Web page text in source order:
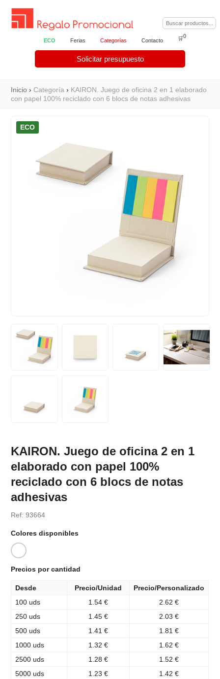
ECO Ferias Categorías Contacto
Solicitar presupuesto
🛒0
Inicio ›Categoría › KAIRON. Juego de oficina 2 en 1 elaborado
con papel 100% reciclado con 6 blocs de notas adhesivas
ECO
KAIRON. Juego de oficina 2 en 1
elaborado con papel 100%
reciclado con 6 blocs de notas
adhesivas
Ref: 93664
Colores disponibles
Precios por cantidad
Desde Precio/Unidad
Precio/Personalizado
100 uds
1.54 €
2.62 €
250 uds
1.45 €
2.03 €
500 uds
1.41 €
1.81 €
1000 uds
1.32 €
1.62 €
2500 uds
1.28 €
1.52 €
5000 uds
1.23 €
1.42 €